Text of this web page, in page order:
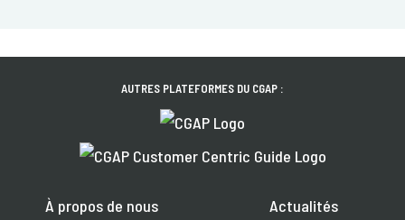
AUTRES PLATEFORMES DU CGAP :
À propos de nous
Actualités